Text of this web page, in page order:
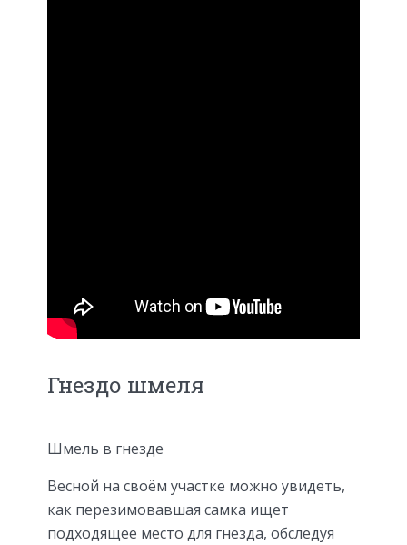
Гнездо шмеля
Шмель в гнезде
Весной на своём участке можно увидеть,
как перезимовавшая самка ищет
подходящее место для гнезда, обследуя